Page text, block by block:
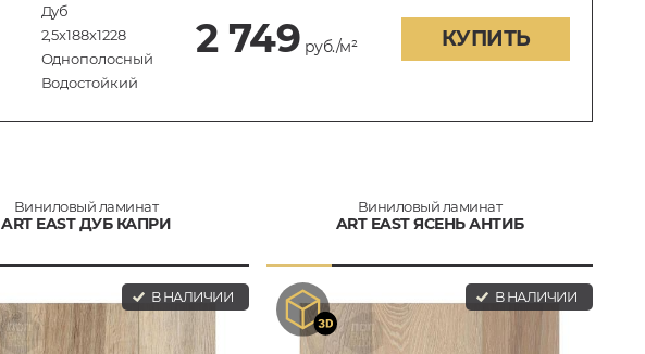
Дуб
2,5х188х1228
Однополосный
Водостойкий
2 749 руб./м² КУПИТЬ
Виниловый ламинат
ART EAST ДУБ КАПРИ
В НАЛИЧИИ
Виниловый ламинат
ART EAST ЯСЕНЬ АНТИБ
В НАЛИЧИИ